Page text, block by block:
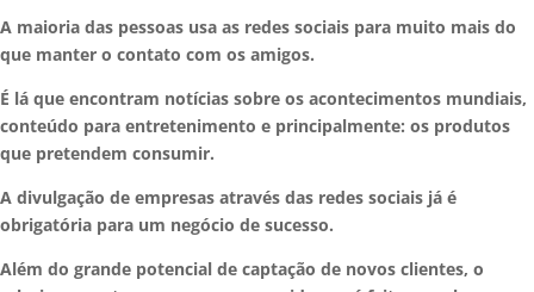
A maioria das pessoas usa as redes sociais para muito mais do
que manter o contato com os amigos.
É lá que encontram notícias sobre os acontecimentos mundiais,
conteúdo para entretenimento e principalmente: os produtos
que pretendem consumir.
A divulgação de empresas através das redes sociais já é
obrigatória para um negócio de sucesso.
Além do grande potencial de captação de novos clientes, o